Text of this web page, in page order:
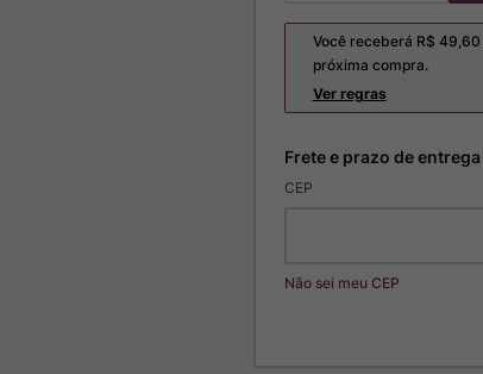
Você receberá R$ 49,60
próxima compra.
Ver regras
CEP
Não sei meu CEP